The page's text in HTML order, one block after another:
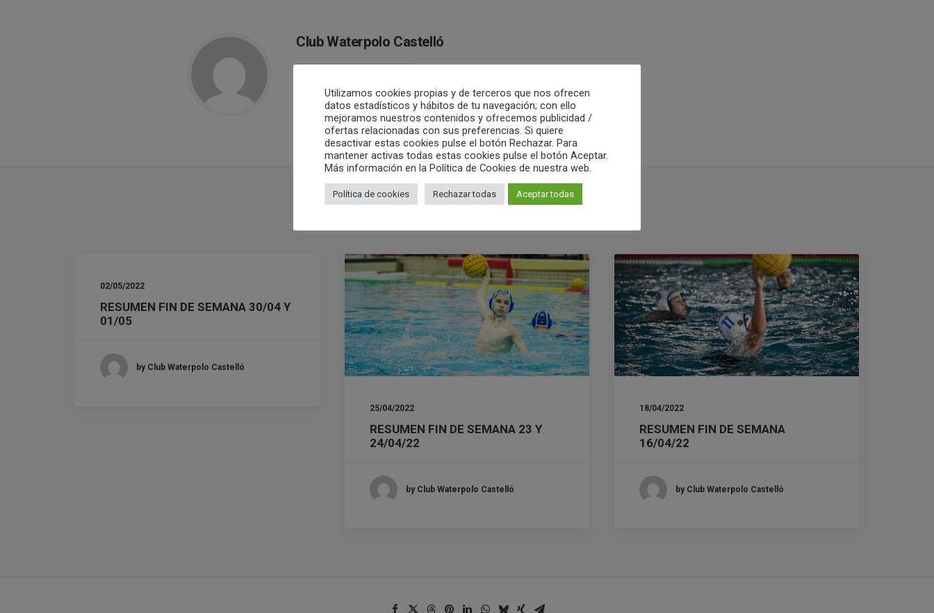
Club Waterpolo Castelló
02/05/2022
RESUMEN FIN DE SEMANA 30/04 Y
01/05
by Club Waterpolo Castelló
25/04/2022
RESUMEN FIN DE SEMANA 23 Y
24/04/22
by Club Waterpolo Castelló
18/04/2022
RESUMEN FIN DE SEMANA
16/04/22
by Club Waterpolo Castelló
Utilizamos cookies propias y de terceros que nos ofrecen
datos estadísticos y hábitos de tu navegación; con ello
mejoramos nuestros contenidos y ofrecemos publicidad /
ofertas relacionadas con sus preferencias. Si quiere
desactivar estas cookies pulse el botón Rechazar. Para
mantener activas todas estas cookies pulse el botón Aceptar.
Más información en la Política de Cookies de nuestra web.
Política de cookies Rechazar todas Aceptar todas